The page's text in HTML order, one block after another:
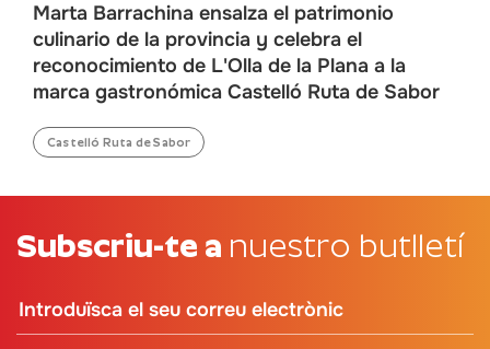
Marta Barrachina ensalza el patrimonio
culinario de la provincia y celebra el
reconocimiento de L'Olla de la Plana a la
marca gastronómica Castelló Ruta de Sabor
Castelló Ruta de Sabor
Subscriu-te a nuestro butlletí